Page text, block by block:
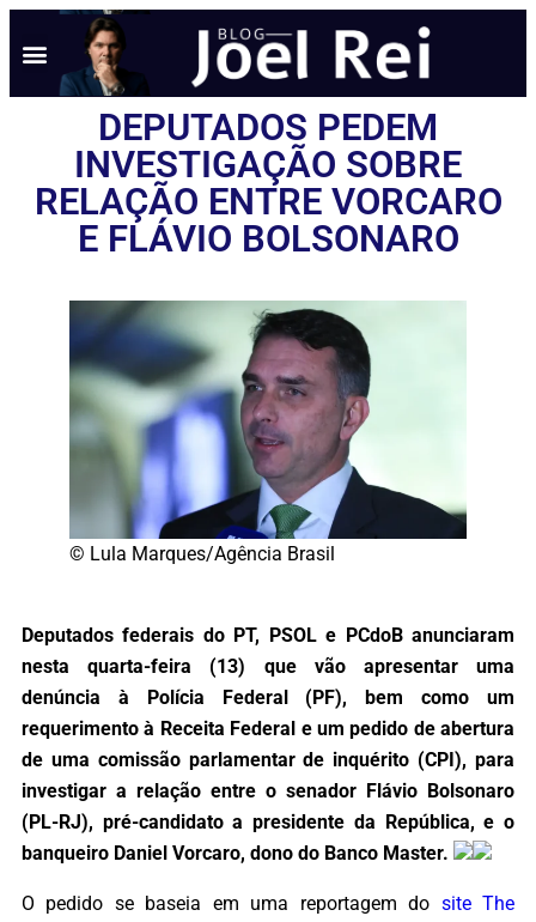
DEPUTADOS PEDEM
INVESTIGAÇÃO SOBRE
RELAÇÃO ENTRE VORCARO
E FLÁVIO BOLSONARO
© Lula Marques/Agência Brasil
Deputados federais do PT, PSOL e PCdoB anunciaram
nesta quarta-feira (13) que vão apresentar uma
denúncia à Polícia Federal (PF), bem como um
requerimento à Receita Federal e um pedido de abertura
de uma comissão parlamentar de inquérito (CPI), para
investigar a relação entre o senador Flávio Bolsonaro
(PL-RJ), pré-candidato a presidente da República, e o
banqueiro Daniel Vorcaro, dono do Banco Master.
O pedido se baseia em uma reportagem do site The